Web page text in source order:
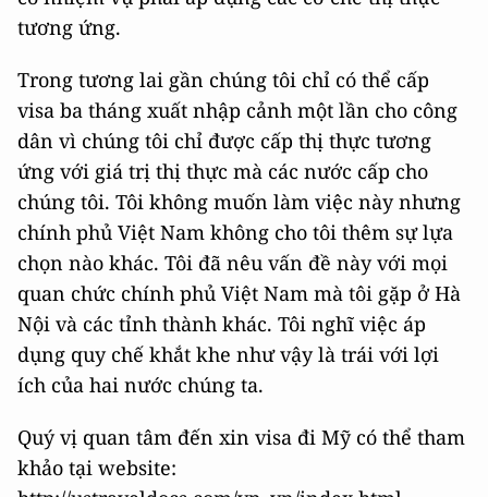
tương ứng.
Trong tương lai gần chúng tôi chỉ có thể cấp
visa ba tháng xuất nhập cảnh một lần cho công
dân vì chúng tôi chỉ được cấp thị thực tương
ứng với giá trị thị thực mà các nước cấp cho
chúng tôi. Tôi không muốn làm việc này nhưng
chính phủ Việt Nam không cho tôi thêm sự lựa
chọn nào khác. Tôi đã nêu vấn đề này với mọi
quan chức chính phủ Việt Nam mà tôi gặp ở Hà
Nội và các tỉnh thành khác. Tôi nghĩ việc áp
dụng quy chế khắt khe như vậy là trái với lợi
ích của hai nước chúng ta.
Quý vị quan tâm đến xin visa đi Mỹ có thể tham
khảo tại website: